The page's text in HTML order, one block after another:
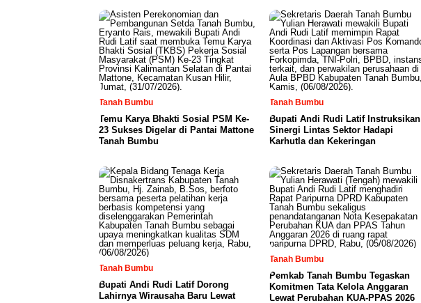
Tanah Bumbu
Temu Karya Bhakti Sosial PSM Ke-
23 Sukses Digelar di Pantai Mattone
Tanah Bumbu
Tanah Bumbu
Bupati Andi Rudi Latif Instruksikan
Sinergi Lintas Sektor Hadapi
Karhutla dan Kekeringan
Tanah Bumbu
Bupati Andi Rudi Latif Dorong
Lahirnya Wirausaha Baru Lewat
Tanah Bumbu
Pemkab Tanah Bumbu Tegaskan
Komitmen Tata Kelola Anggaran
Lewat Perubahan KUA-PPAS 2026